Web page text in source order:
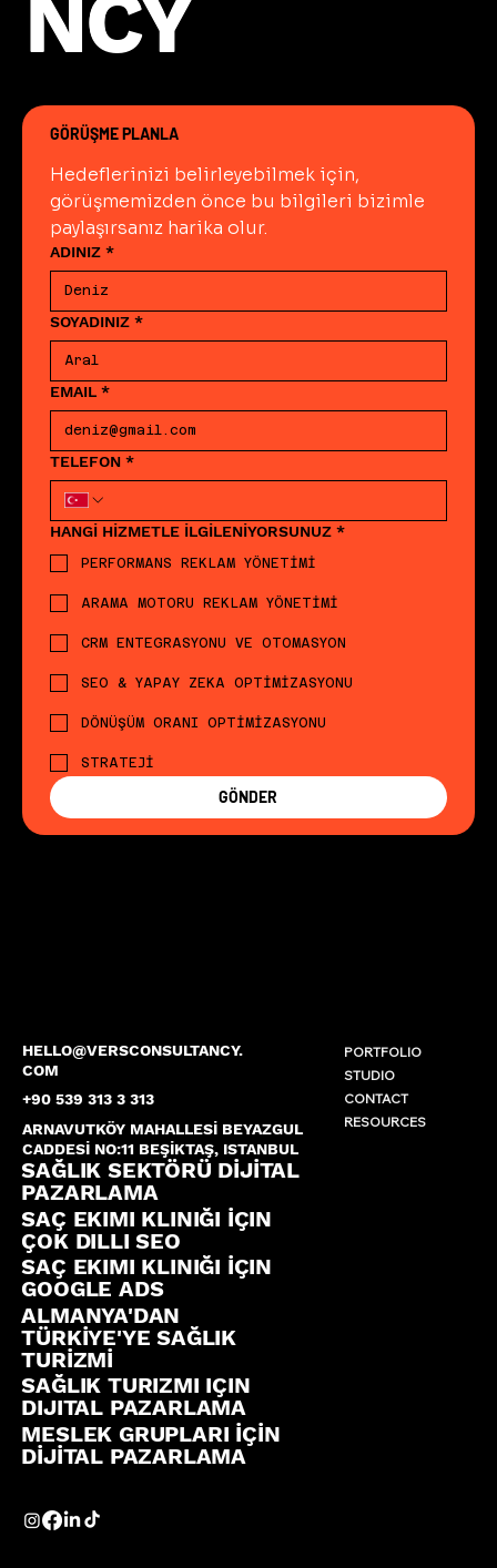
sürdürülebilir bir iyileştirme
yoluna dönüşür.
netleştirir.
NCY
NCY
HELLO@VERSCONSULTANCY.
COM
+90 539 313 3 313
ARNAVUTKÖY MAHALLESİ BEYAZGUL
CADDESİ NO:11 BEŞİKTAŞ, ISTANBUL
SAĞLIK SEKTÖRÜ DİJİTAL
PAZARLAMA
SAÇ EKIMI KLINIĞI İÇIN
ÇOK DILLI SEO
SAÇ EKIMI KLINIĞI İÇIN
GOOGLE ADS
ALMANYA'DAN
TÜRKİYE'YE SAĞLIK
TURİZMİ
SAĞLIK TURIZMI IÇIN
DIJITAL PAZARLAMA
MESLEK GRUPLARI İÇİN
DİJİTAL PAZARLAMA
PORTFOLIO
STUDIO
CONTACT
RESOURCES
GÖRÜŞME PLANLA
Hedeflerinizi belirleyebilmek için,
görüşmemizden önce bu bilgileri bizimle
paylaşırsanız harika olur.
ADINIZ *
SOYADINIZ *
EMAIL *
TELEFON *
HANGİ HİZMETLE İLGİLENİYORSUNUZ *
PERFORMANS REKLAM YÖNETİMİ
ARAMA MOTORU REKLAM YÖNETİMİ
CRM ENTEGRASYONU VE OTOMASYON
SEO & YAPAY ZEKA OPTİMİZASYONU
DÖNÜŞÜM ORANI OPTİMİZASYONU
STRATEJİ
GÖNDER